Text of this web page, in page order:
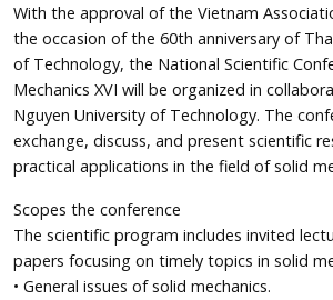
With the approval of the Vietnam
the occasion of the 60th anniversary of
of Technology, the National Scientific
Mechanics XVI will be organized in
Nguyen University of Technology. The
exchange, discuss, and present scientific
practical applications in the field of solid
Scopes the conference
The scientific program includes invited
papers focusing on timely topics in solid
• General issues of solid mechanics.